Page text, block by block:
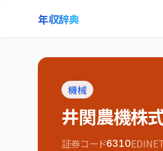
年収辞典
機械
井関農機株
証券コード6310